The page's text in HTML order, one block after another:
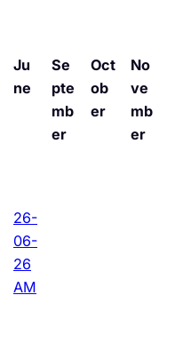
Ju
ne
Se
pte
mb
er
Oct
ob
er
No
ve
mb
er
26-
06-
26
AM